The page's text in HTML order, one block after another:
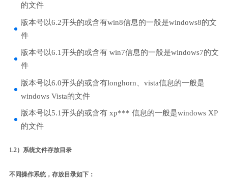
的文件
版本号以6.2开头的或含有win8信息的一般是windows8的文
件
版本号以6.1开头的或含有 win7信息的一般是windows7的文
件
版本号以6.0开头的或含有longhorn、vista信息的一般是
windows Vista的文件
版本号以5.1开头的或含有 xp*** 信息的一般是windows XP
的文件
1.2）系统文件存放目录
不同操作系统，存放目录如下：